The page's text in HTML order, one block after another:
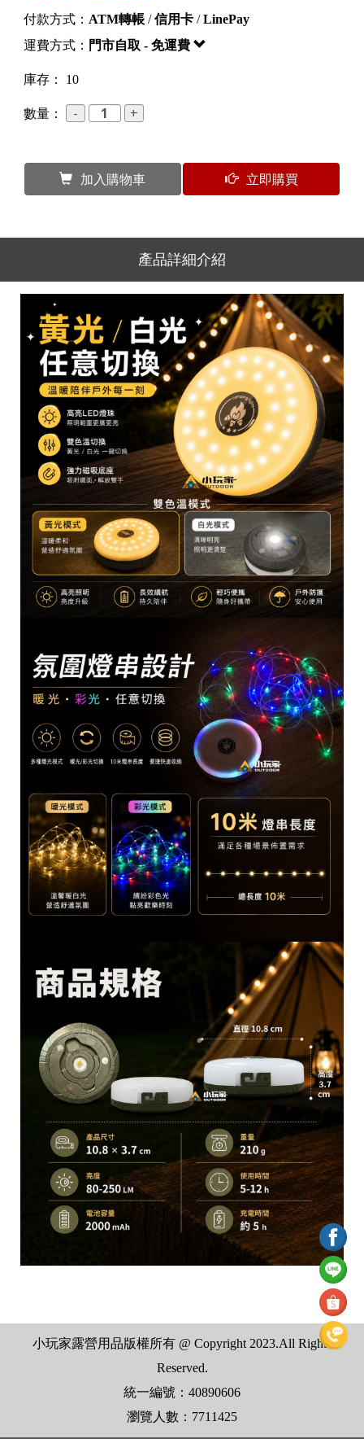
付款方式： ATM轉帳/信用卡/LinePay
運費方式： 門市自取 - 免運費
庫存： 10
數量：
加入購物車 立即購買
產品詳細介紹
小玩家露營用品版權所有 @ Copyright 2023.All Rights
Reserved.
統一編號：40890606
瀏覽人數：7711425